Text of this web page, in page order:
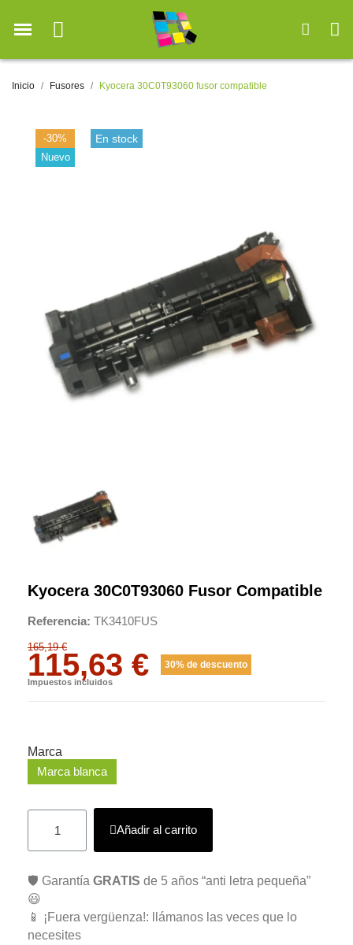
Inicio Fusores Kyocera 30C0T93060 fusor compatible
-30%
Nuevo
En stock
Kyocera 30C0T93060 Fusor Compatible
Referencia TK3410FUS
165,19 €
115,63 € 30% de descuento
Impuestos incluidos
Marca
Marca blanca
Añadir al carrito
🛡️ Garantía GRATIS de 5 años “anti letra pequeña”
😃
📱 ¡Fuera vergüenza!: llámanos las veces que lo
necesites